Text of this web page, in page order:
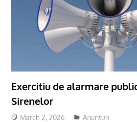
Exercitiu de alarmare
Sirenelor
March 2, 2026 adm-mmm
Anunturi